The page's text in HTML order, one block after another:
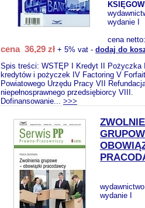
wydanie I
cena
cena 36,29 zł + 5% vat - dodaj do
Spis treści: WSTĘP I Kredyt II Pożyczka
kredytów i pożyczek IV Factoring V
Powiatowego Urzędu Pracy VII
niepełnosprawnego przedsiębiorcy VIII.
Dofinansowanie... >>>
wydanie I